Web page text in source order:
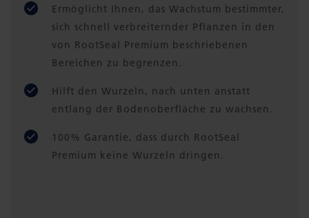
Ermöglicht Ihnen, das Wachstum bestimmter,
sich schnell verbreiternder Pflanzen in den
von RootSeal Premium beschriebenen
Bereichen zu begrenzen.
Hilft den Wurzeln, nach unten anstatt
entlang der Bodenoberfläche zu wachsen.
100% Garantie, dass durch RootSeal
Premium keine Wurzeln dringen.